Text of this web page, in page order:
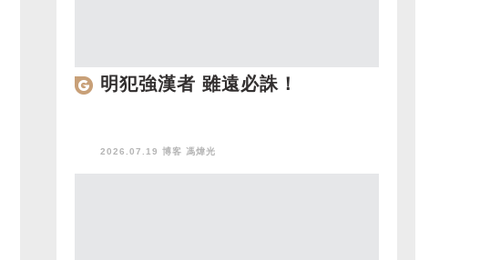
明犯強漢者 雖遠必誅！
2026.07.19 博客 馮煒光